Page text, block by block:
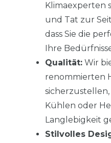
Klimaexperten
und Tat zur
dass Sie die
Ihre
Qualität: Wir
renommierten
sicherzustellen,
Kühlen oder
Langlebigkeit
Stilvolles